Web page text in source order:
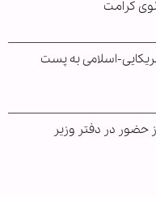
کرامت
اسلامی به پست
حضور در دفتر وزیر